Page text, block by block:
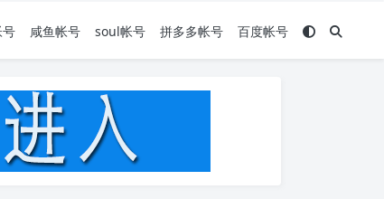
咸鱼帐号 soul帐号 拼多多帐号 百度帐号